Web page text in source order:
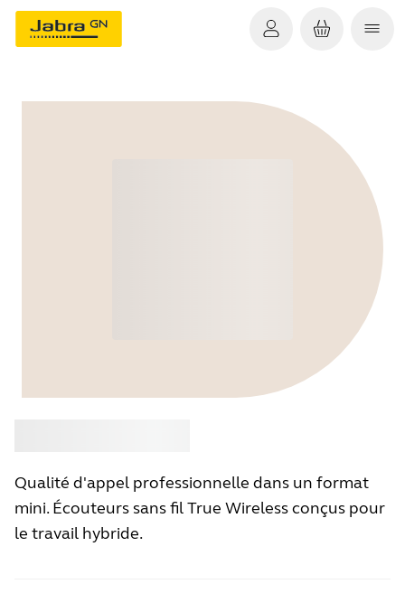
Qualité d'appel professionnelle dans un format
mini. Écouteurs sans fil True Wireless conçus pour
le travail hybride.